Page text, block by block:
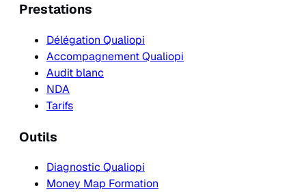
Prestations
Délégation Qualiopi
Accompagnement Qualiopi
Audit blanc
NDA
Tarifs
Outils
Diagnostic Qualiopi
Money Map Formation